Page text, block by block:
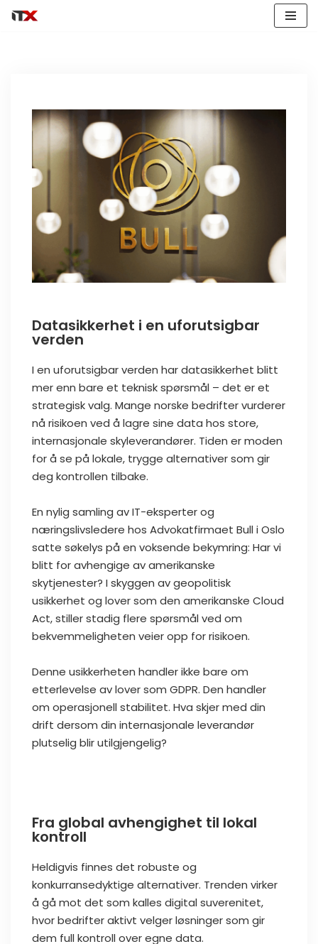
Datasikkerhet i en uforutsigbar
verden
I en uforutsigbar verden har datasikkerhet blitt
mer enn bare et teknisk spørsmål – det er et
strategisk valg. Mange norske bedrifter vurderer
nå risikoen ved å lagre sine data hos store,
internasjonale skyleverandører. Tiden er moden
for å se på lokale, trygge alternativer som gir
deg kontrollen tilbake.
En nylig samling av IT-eksperter og
næringslivsledere hos Advokatfirmaet Bull i Oslo
satte søkelys på en voksende bekymring: Har vi
blitt for avhengige av amerikanske
skytjenester? I skyggen av geopolitisk
usikkerhet og lover som den amerikanske Cloud
Act, stiller stadig flere spørsmål ved om
bekvemmeligheten veier opp for risikoen.
Denne usikkerheten handler ikke bare om
etterlevelse av lover som GDPR. Den handler
om operasjonell stabilitet. Hva skjer med din
drift dersom din internasjonale leverandør
plutselig blir utilgjengelig?
Fra global avhengighet til lokal
kontroll
Heldigvis finnes det robuste og
konkurransedyktige alternativer. Trenden virker
å gå mot det som kalles digital suverenitet,
hvor bedrifter aktivt velger løsninger som gir
dem full kontroll over egne data.